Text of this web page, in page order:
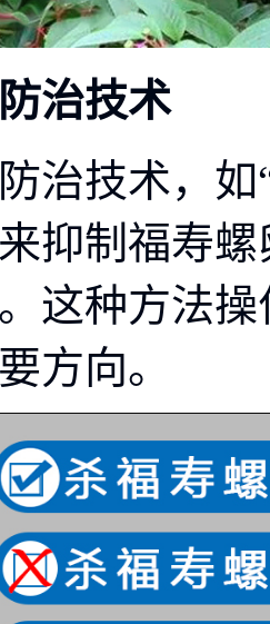
治技术
治技术，如
抑制福寿
这种方法
方向。